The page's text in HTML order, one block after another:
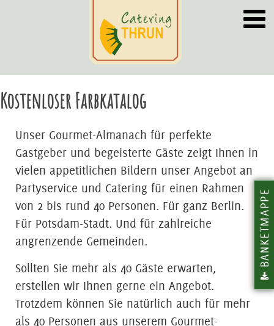
Kostenloser Farbkatalog
Unser Gourmet-Almanach für perfekte
Gastgeber und begeisterte Gäste zeigt Ihnen in
vielen appetitlichen Bildern unser Angebot an
Partyservice und Catering für einen Rahmen
von 2 bis rund 40 Personen. Für ganz Berlin.
Für Potsdam-Stadt. Und für zahlreiche
angrenzende Gemeinden.
Sollten Sie mehr als 40 Gäste erwarten,
erstellen wir Ihnen gerne ein Angebot.
Trotzdem können Sie natürlich auch für mehr
als 40 Personen aus unserem Gourmet-
BANKETMAPPE